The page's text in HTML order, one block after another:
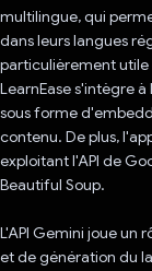
multilingue, qui
dans leurs langues
particulièrement utile
LearnEase s'intègre
sous forme
contenu. De plus,
exploitant l'API de
Beautiful Soup.
L'API Gemini joue un
et de génération du